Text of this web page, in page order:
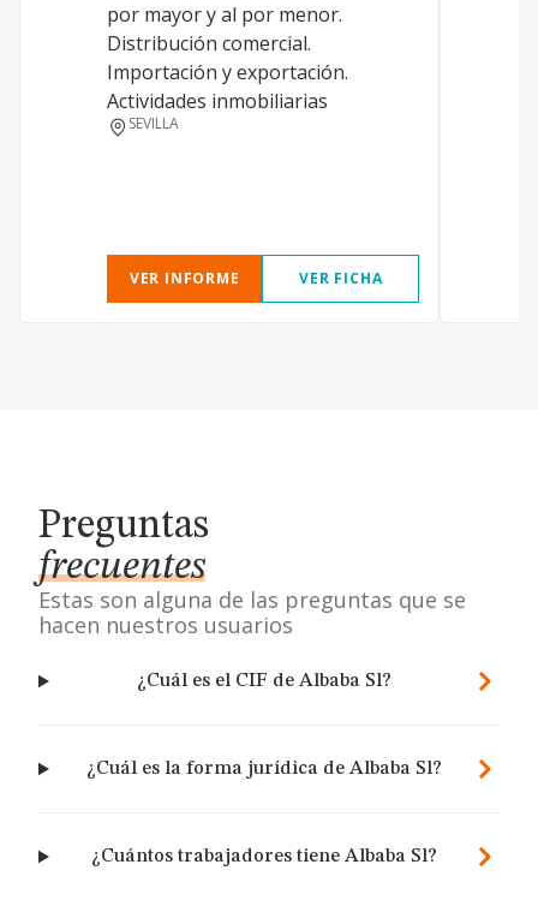
por mayor y al por menor.
Distribución comercial.
Importación y exportación.
Actividades inmobiliarias
SEVILLA
VER INFORME VER FICHA
Preguntas
frecuentes
Estas son alguna de las preguntas que se
hacen nuestros usuarios
¿Cuál es el CIF de Albaba Sl?
¿Cuál es la forma jurídica de Albaba Sl?
¿Cuántos trabajadores tiene Albaba Sl?